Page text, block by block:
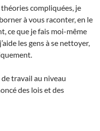
compliquées, je
à vous raconter, en le
ce que je fais moi-même
les gens à se nettoyer,
travail au niveau
des lois et des